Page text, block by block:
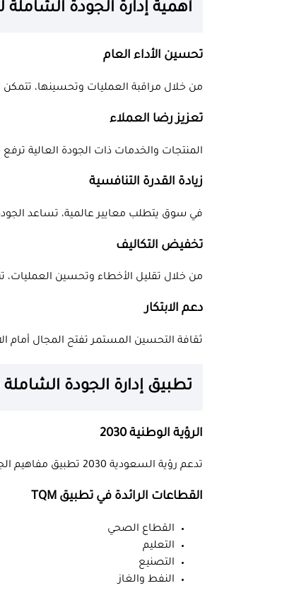
أهمية إدارة الجودة
تحسين الأداء العام
من خلال مراقبة العمليات وتحسينها، تتمكن
تعزيز رضا العملاء
المنتجات والخدمات ذات الجودة العالية
زيادة القدرة التنافسية
في سوق يتطلب معايير عالمية، تساعد
تخفيض التكاليف
من خلال تقليل الأخطاء وتحسين العمليات،
دعم الابتكار
ثقافة التحسين المستمر تفتح المجال أمام
تطبيق إدارة الجودة
الرؤية الوطنية 2030
تدعم رؤية السعودية 2030 تطبيق مفاهيم الجودة والتميز المؤسسي في القطاعين العام والخاص.
القطاعات الرائدة في تطبيق TQM
القطاع الصحي
التعليم
التصنيع
النفط والغاز